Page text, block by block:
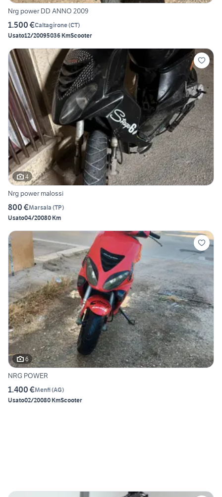
Nrg power DD ANNO 2009
1.500 €Caltagirone(CT)
Usato12/20095036 KmScooter
4
Nrg power malossi
800 €Marsala (TP)
Usato04/20080 Km
6
NRG POWER
1.400 €Menfi(AG)
Usato02/20080 KmScooter